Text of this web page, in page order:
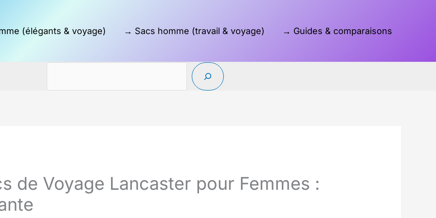
(élégants & voyage) → Sacs homme (travail & voyage) → Guides & comparaisons
de Voyage Lancaster pour Femmes :